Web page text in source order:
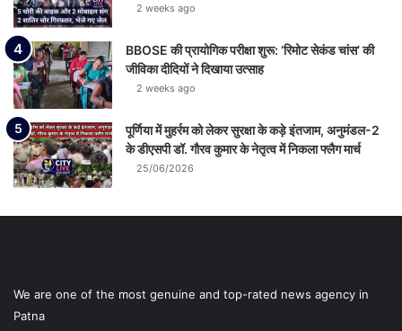
2 weeks ago
BBOSE की प्रायोगिक परीक्षा शुरू: ‘रिमोट सेकंड चांस’ की
जीविका दीदियों ने दिखाया उत्साह
2 weeks ago
पूर्णिया में मुहर्रम को लेकर सुरक्षा के कड़े इंतजाम, अनुमंडल-2
के डीएसपी डॉ. गौरव कुमार के नेतृत्व में निकला फ्लैग मार्च
25/06/2026
We are one of the most genuine and top-rated news agency in
Patna